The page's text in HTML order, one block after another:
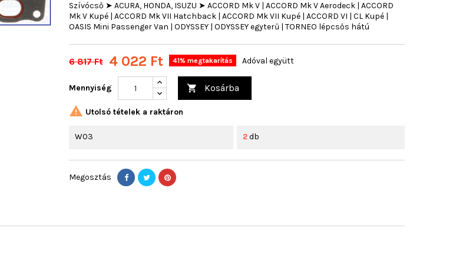
Szívócső ➤ ACURA, HONDA, ISUZU ➤ ACCORD Mk V | ACCORD Mk V Aerodeck | ACCORD
Mk V Kupé | ACCORD Mk VII Hatchback | ACCORD Mk VII Kupé | ACCORD VI | CL Kupé |
OASIS Mini Passenger Van | ODYSSEY | ODYSSEY egyterű | TORNEO lépcsős hátú
6 817 Ft 4 022 Ft 41% megtakarítás Adóval együtt
Mennyiség  Kosárba
 Utolsó tételek a raktáron
W03 2db
Megosztás